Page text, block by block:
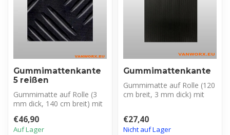
Gummimattenkante
5 reißen
Gummimatte auf Rolle (3
mm dick, 140 cm breit) mit
Hal...
€46,90
Auf Lager
Gummimattenkante
Gummimatte auf Rolle (120
cm breit, 3 mm dick) mit
€27,40
Nicht auf Lager